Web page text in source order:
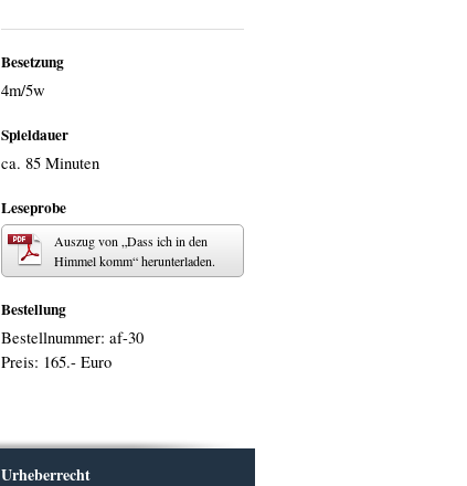
Besetzung
4m/5w
Spieldauer
ca. 85 Minuten
Leseprobe
Auszug von „Dass ich in den
Himmel komm“ herunterladen.
Bestellung
Bestellnummer: af-30
Preis: 165.- Euro
Urheberrecht